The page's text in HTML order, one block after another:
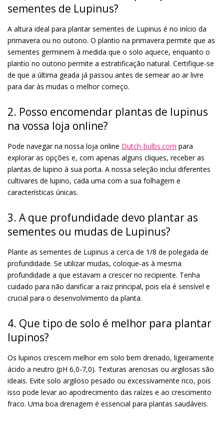
sementes de Lupinus?
A altura ideal para plantar sementes de Lupinus é no início da
primavera ou no outono. O plantio na primavera permite que as
sementes germinem à medida que o solo aquece, enquanto o
plantio no outono permite a estratificação natural. Certifique-se
de que a última geada já passou antes de semear ao ar livre
para dar às mudas o melhor começo.
2. Posso encomendar plantas de lupinus
na vossa loja online?
Pode navegar na nossa loja online Dutch-bulbs.com para
explorar as opções e, com apenas alguns cliques, receber as
plantas de lupino à sua porta. A nossa seleção inclui diferentes
cultivares de lupino, cada uma com a sua folhagem e
características únicas.
3. A que profundidade devo plantar as
sementes ou mudas de Lupinus?
Plante as sementes de Lupinus a cerca de 1/8 de polegada de
profundidade. Se utilizar mudas, coloque-as à mesma
profundidade a que estavam a crescer no recipiente. Tenha
cuidado para não danificar a raiz principal, pois ela é sensível e
crucial para o desenvolvimento da planta.
4. Que tipo de solo é melhor para plantar
lupinos?
Os lupinos crescem melhor em solo bem drenado, ligeiramente
ácido a neutro (pH 6,0-7,0). Texturas arenosas ou argilosas são
ideais. Evite solo argiloso pesado ou excessivamente rico, pois
isso pode levar ao apodrecimento das raízes e ao crescimento
fraco. Uma boa drenagem é essencial para plantas saudáveis.